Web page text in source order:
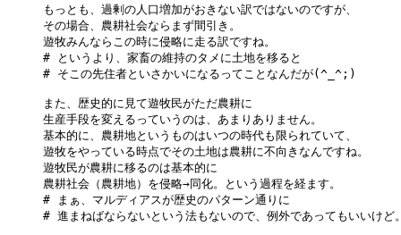
もっとも、過剰の人口増加がおきない訳ではないのですが、
その場合、農耕社会ならまず間引き。
遊牧みんならこの時に侵略に走る訳ですね。
# というより、家畜の維持のタメに土地を移ると
# そこの先住者といさかいになるってことなんだが(^_^;)
また、歴史的に見て遊牧民がただ農耕に
生産手段を変えるっていうのは、あまりありません。
基本的に、農耕地というものはいつの時代も限られていて、
遊牧をやっている時点でその土地は農耕に不向きなんですね。
遊牧民が農耕に移るのは基本的に
農耕社会（農耕地）を侵略→同化。という過程を経ます。
# まぁ、マルディアスが歴史のパターン通りに
# 進まねばならないという法もないので、例外であってもいいけど